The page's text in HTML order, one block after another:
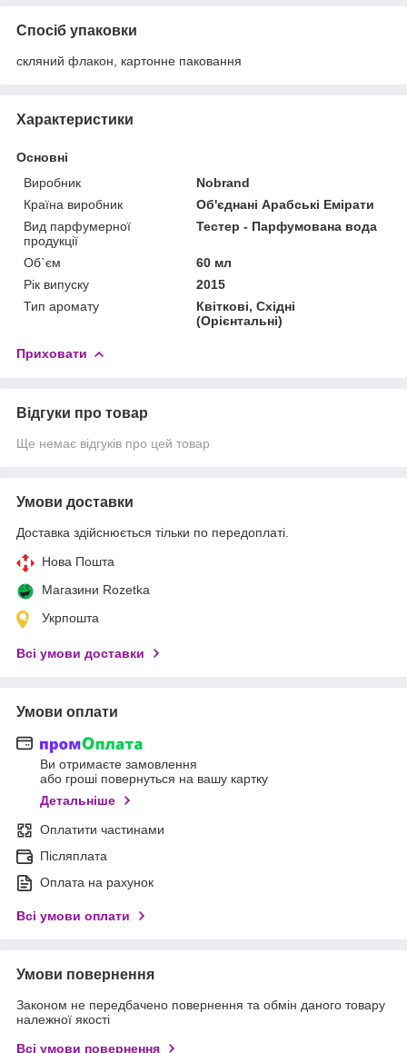
Спосіб упаковки
скляний флакон, картонне паковання
Характеристики
Основні
Виробник
Nobrand
Країна виробник
Об'єднані Арабські Емірати
Вид парфумерної
продукції
Тестер - Парфумована вода
Об`єм
60 мл
Рік випуску
2015
Тип аромату
Квіткові, Східні
(Орієнтальні)
Приховати
Відгуки про товар
Ще немає відгуків про цей товар
Умови доставки
Доставка здійснюється тільки по передоплаті.
Нова Пошта
Магазини Rozetka
Укрпошта
Всі умови доставки
Умови оплати
Ви отримаєте замовлення
або гроші повернуться на вашу картку
Детальніше
Оплатити частинами
Післяплата
Оплата на рахунок
Всі умови оплати
Умови повернення
Законом не передбачено повернення та обмін даного товару
належної якості
Всі умови повернення